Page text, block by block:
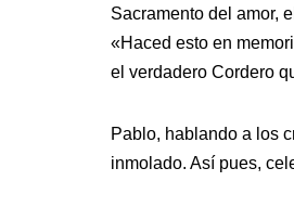
Sacramento del amor, el
«Haced esto en
el verdadero Cordero
Pablo, hablando a los
inmolado. Así pues,